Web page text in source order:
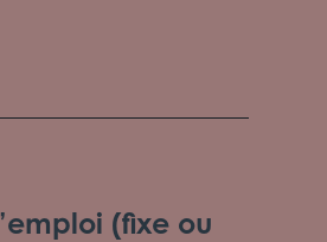
(fixe ou